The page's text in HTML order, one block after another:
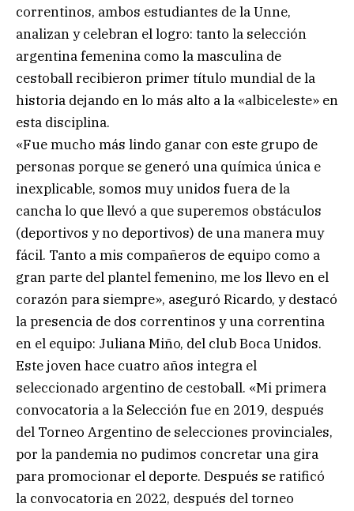
correntinos, ambos estudiantes de la Unne,
analizan y celebran el logro: tanto la selección
argentina femenina como la masculina de
cestoball recibieron primer título mundial de la
historia dejando en lo más alto a la «albiceleste» en
esta disciplina.
«Fue mucho más lindo ganar con este grupo de
personas porque se generó una química única e
inexplicable, somos muy unidos fuera de la
cancha lo que llevó a que superemos obstáculos
(deportivos y no deportivos) de una manera muy
fácil. Tanto a mis compañeros de equipo como a
gran parte del plantel femenino, me los llevo en el
corazón para siempre», aseguró Ricardo, y destacó
la presencia de dos correntinos y una correntina
en el equipo: Juliana Miño, del club Boca Unidos.
Este joven hace cuatro años integra el
seleccionado argentino de cestoball. «Mi primera
convocatoria a la Selección fue en 2019, después
del Torneo Argentino de selecciones provinciales,
por la pandemia no pudimos concretar una gira
para promocionar el deporte. Después se ratificó
la convocatoria en 2022, después del torneo